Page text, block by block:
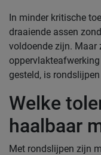
In minder kritische
draaiende assen
voldoende zijn. Maar
gesteld, is
Welke
haalbaar
Met rondslijpen zijn